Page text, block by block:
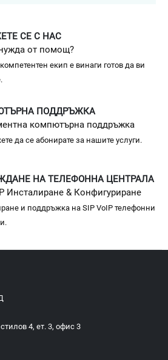
СЕ С НАС
от помощ?
екип е винаги готов да ви
ПОДДРЪЖКА
компютърна поддръжка
да се абонирате за нашите услуги.
НА ТЕЛЕФОННА ЦЕНТРАЛА
Инсталиране & Конфигуриране
и поддръжка на SIP VoIP телефонни
4, ет. 3, офис 3